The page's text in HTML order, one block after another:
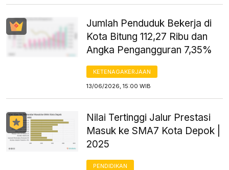
Jumlah Penduduk Bekerja di
Kota Bitung 112,27 Ribu dan
Angka Pengangguran 7,35%
KETENAGAKERJAAN
13/06/2026, 15:00 WIB
Nilai Tertinggi Jalur Prestasi
Masuk ke SMA7 Kota Depok |
2025
PENDIDIKAN